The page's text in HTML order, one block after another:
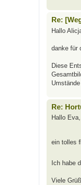
Re:
Hallo
danke für
Diese
Re:
Hallo Eva,
ein tolles
Ich habe
Viele